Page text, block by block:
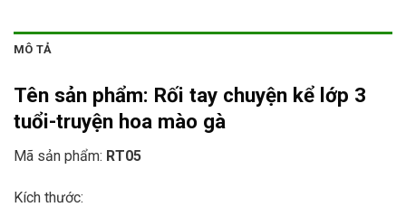
MÔ TẢ
Tên sản phẩm: Rối tay chuyện kể lớp 3
tuổi-truyện hoa mào gà
Mã sản phẩm: RT05
Kích thước: